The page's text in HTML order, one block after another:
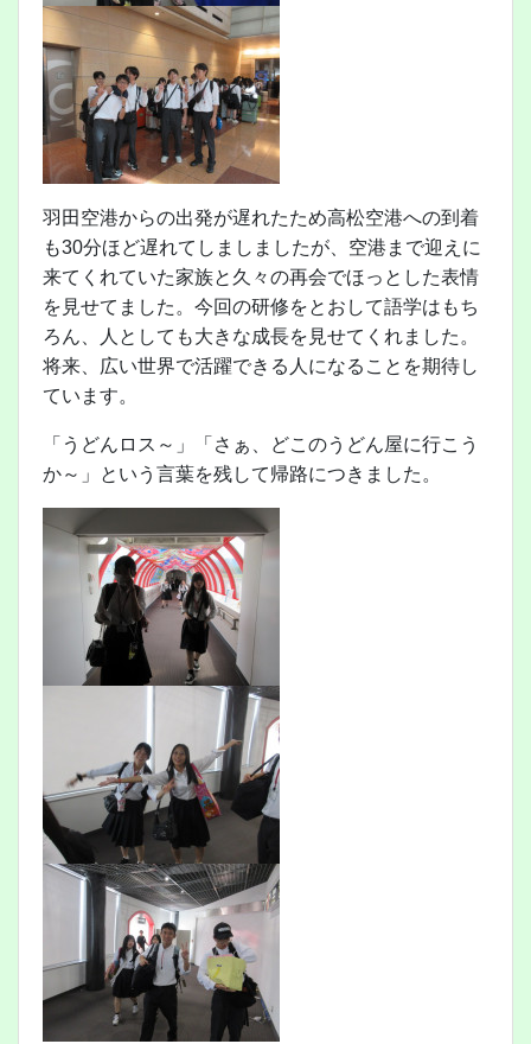
羽田空港からの出発が遅れたため高松空港への到着
も30分ほど遅れてしましましたが、空港まで迎えに
来てくれていた家族と久々の再会でほっとした表情
を見せてました。今回の研修をとおして語学はもち
ろん、人としても大きな成長を見せてくれました。
将来、広い世界で活躍できる人になることを期待し
ています。
「うどんロス～」「さぁ、どこのうどん屋に行こう
か～」という言葉を残して帰路につきました。